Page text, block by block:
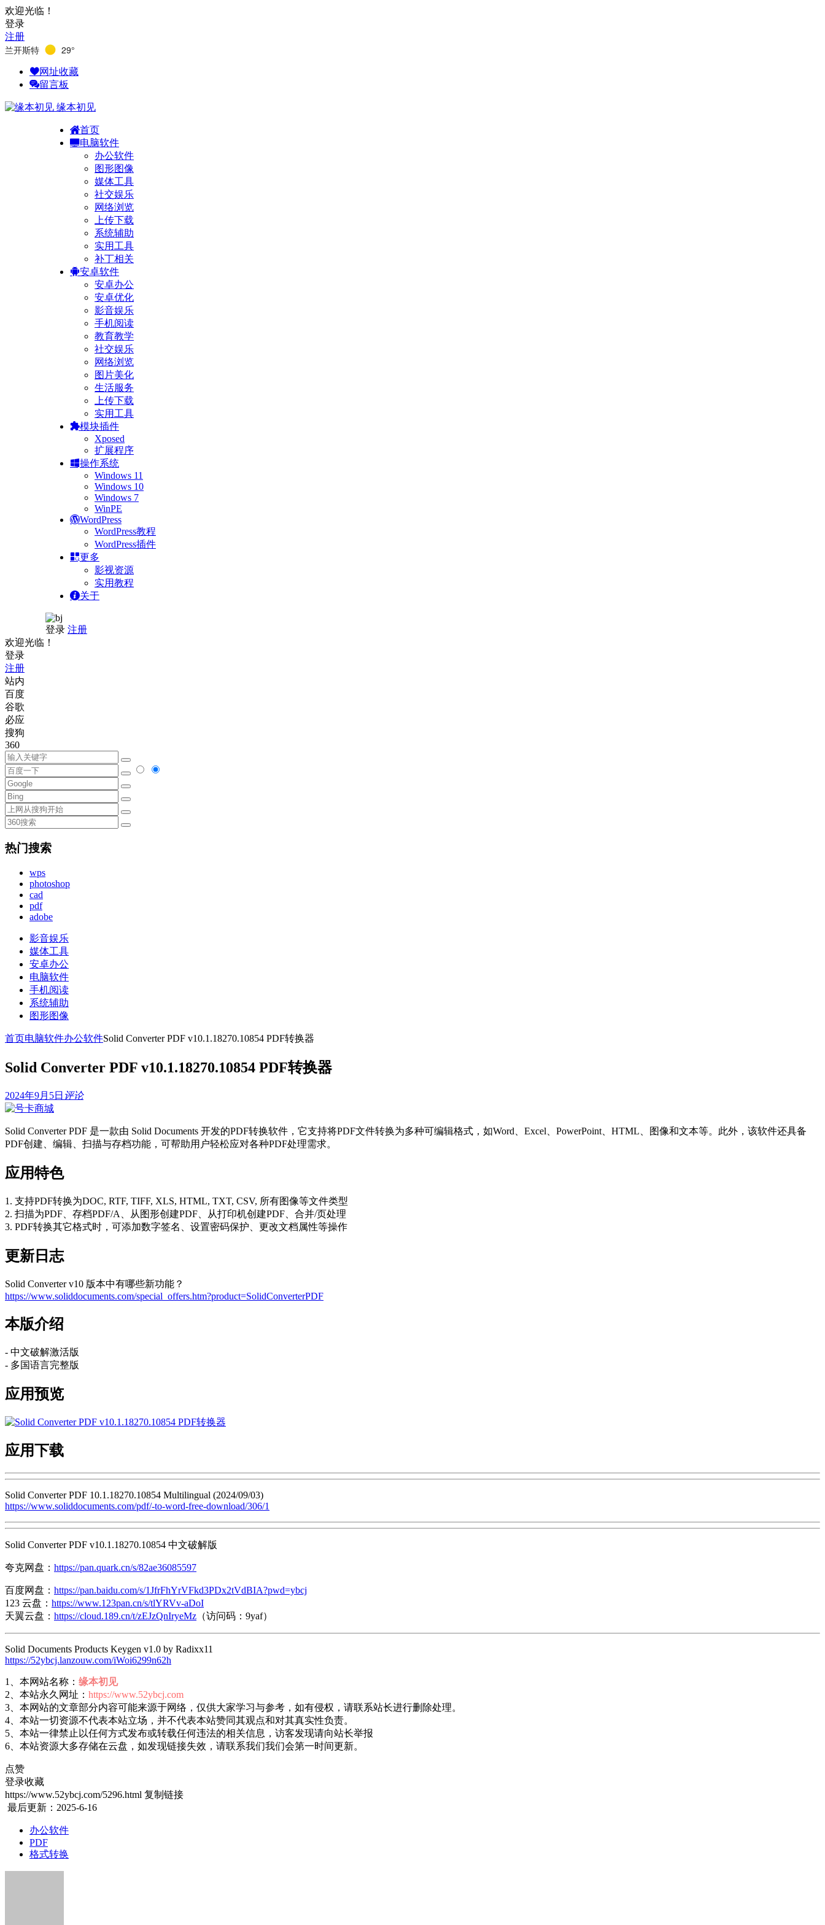
欢迎光临！
登录
注册
兰开斯特 29°
网址收藏
留言板
缘本初见
首页
电脑软件
办公软件
图形图像
媒体工具
社交娱乐
网络浏览
上传下载
系统辅助
实用工具
补丁相关
安卓软件
安卓办公
安卓优化
影音娱乐
手机阅读
教育教学
社交娱乐
网络浏览
图片美化
生活服务
上传下载
实用工具
模块插件
Xposed
扩展程序
操作系统
Windows 11
Windows 10
Windows 7
WinPE
WordPress
WordPress教程
WordPress插件
更多
影视资源
实用教程
关于
登录 注册
欢迎光临！
登录
注册
站内
百度
谷歌
必应
搜狗
360
热门搜索
wps
photoshop
cad
pdf
adobe
影音娱乐
媒体工具
安卓办公
电脑软件
手机阅读
系统辅助
图形图像
首页电脑软件办公软件Solid Converter PDF v10.1.18270.10854 PDF转换器
Solid Converter PDF v10.1.18270.10854 PDF转换器
2024年9月5日 评论
Solid Converter PDF 是一款由 Solid Documents 开发的PDF转换软件，它支持将PDF文件转换为多种可编辑格式，如Word、Excel、PowerPoint、HTML、图像和文本等。此外，该软件还具备
PDF创建、编辑、扫描与存档功能，可帮助用户轻松应对各种PDF处理需求。
应用特色
1. 支持PDF转换为DOC, RTF, TIFF, XLS, HTML, TXT, CSV, 所有图像等文件类型
2. 扫描为PDF、存档PDF/A、从图形创建PDF、从打印机创建PDF、合并/页处理
3. PDF转换其它格式时，可添加数字签名、设置密码保护、更改文档属性等操作
更新日志
Solid Converter v10 版本中有哪些新功能？
https://www.soliddocuments.com/special_offers.htm?product=SolidConverterPDF
本版介绍
- 中文破解激活版
- 多国语言完整版
应用预览
应用下载
Solid Converter PDF 10.1.18270.10854 Multilingual (2024/09/03)
https://www.soliddocuments.com/pdf/-to-word-free-download/306/1
Solid Converter PDF v10.1.18270.10854 中文破解版
夸克网盘： https://pan.quark.cn/s/82ae36085597
百度网盘： https://pan.baidu.com/s/1JfrFhYrVFkd3PDx2tVdBIA?pwd=ybcj
123 云盘： https://www.123pan.cn/s/tlYRVv-aDoI
天翼云盘： https://cloud.189.cn/t/zEJzQnIryeMz （访问码：9yaf）
Solid Documents Products Keygen v1.0 by Radixx11
https://52ybcj.lanzouw.com/iWoi6299n62h
1、本网站名称： 缘本初见
2、本站永久网址： https://www.52ybcj.com
3、本网站的文章部分内容可能来源于网络，仅供大家学习与参考，如有侵权，请联系站长进行删除处理。
4、本站一切资源不代表本站立场，并不代表本站赞同其观点和对其真实性负责。
5、本站一律禁止以任何方式发布或转载任何违法的相关信息，访客发现请向站长举报
6、本站资源大多存储在云盘，如发现链接失效，请联系我们我们会第一时间更新。
点赞
登录收藏
https://www.52ybcj.com/5296.html 复制链接
最后更新：2025-6-16
办公软件
PDF
格式转换